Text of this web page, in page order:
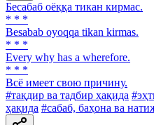
Бесабаб оёққа тикан кирмас.
* * *
Besabab oyoqqa tikan kirmas.
* * *
Every why has a wherefore.
* * *
Всё имеет свою причину.
#тақдир ва тадбир ҳақида
ҳақида #сабаб, баҳона ва